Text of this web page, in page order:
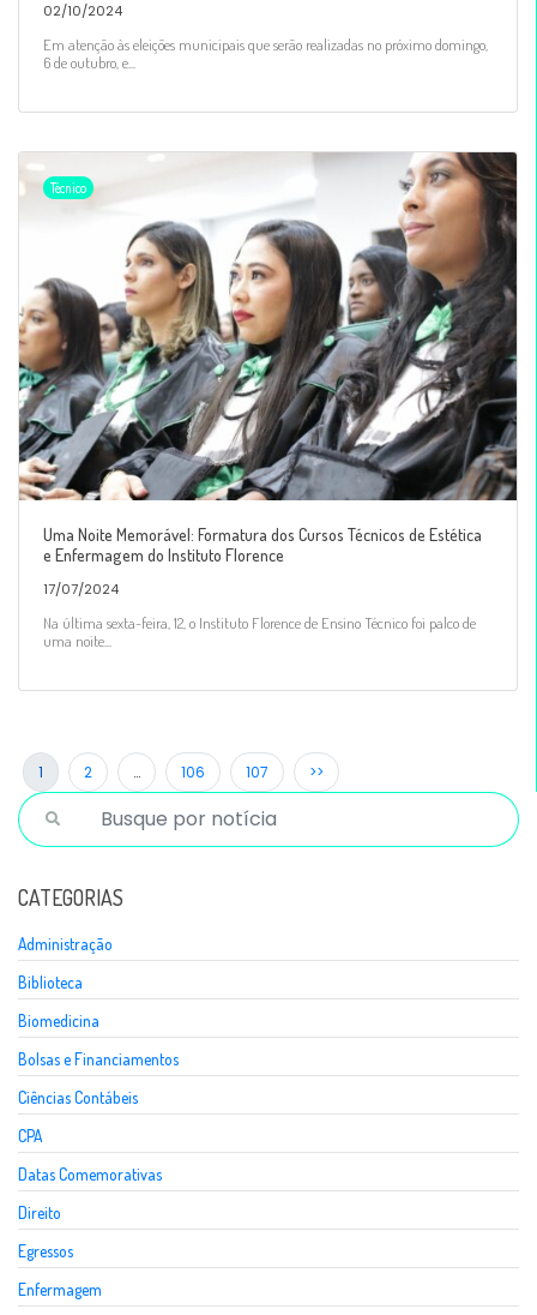
02/10/2024
Em atenção às eleições municipais que serão realizadas no próximo domingo,
6 de outubro, e...
Técnico
Uma Noite Memorável: Formatura dos Cursos Técnicos de Estética
e Enfermagem do Instituto Florence
17/07/2024
Na última sexta-feira, 12, o Instituto Florence de Ensino Técnico foi palco de
uma noite...
1 2 … 106 107 >>
CATEGORIAS
Administração
Biblioteca
Biomedicina
Bolsas e Financiamentos
Ciências Contábeis
CPA
Datas Comemorativas
Direito
Egressos
Enfermagem